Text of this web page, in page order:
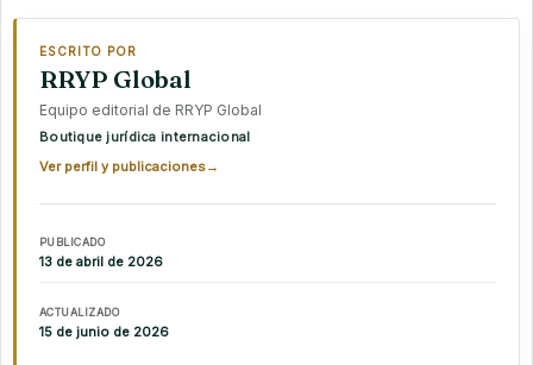
ESCRITO POR
RRYP Global
Equipo editorial de RRYP Global
Boutique jurídica internacional
Ver perfil y publicaciones→
PUBLICADO
13 de abril de 2026
ACTUALIZADO
15 de junio de 2026